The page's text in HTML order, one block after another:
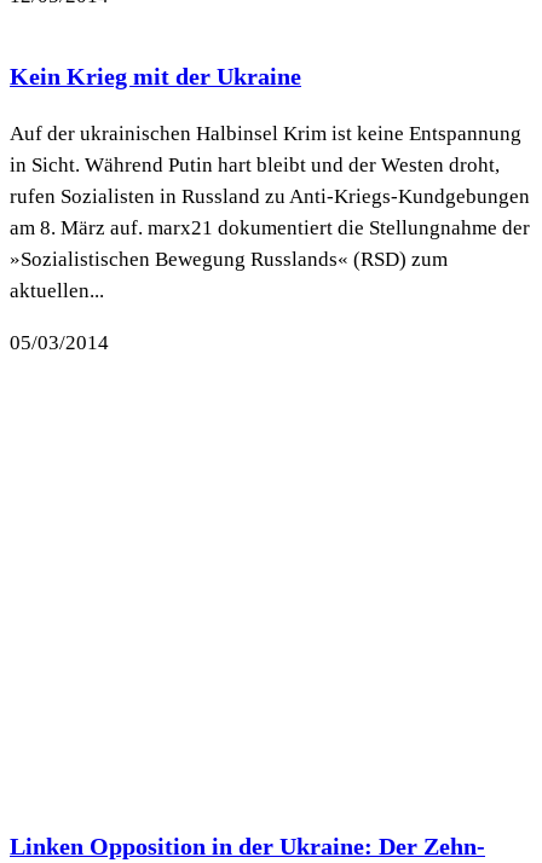
Kein Krieg mit der Ukraine
Auf der ukrainischen Halbinsel Krim ist keine Entspannung
in Sicht. Während Putin hart bleibt und der Westen droht,
rufen Sozialisten in Russland zu Anti-Kriegs-Kundgebungen
am 8. März auf. marx21 dokumentiert die Stellungnahme der
»Sozialistischen Bewegung Russlands« (RSD) zum
aktuellen...
05/03/2014
Linken Opposition in der Ukraine: Der Zehn-